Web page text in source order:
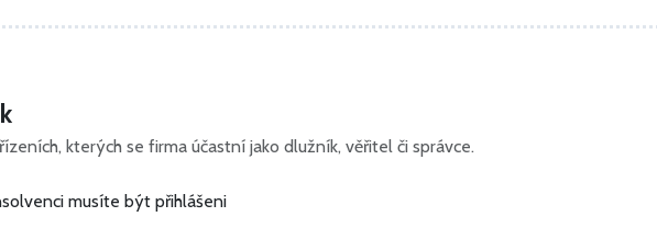
kterých se firma účastní jako dlužník, věřitel či správce.
musíte být přihlášeni